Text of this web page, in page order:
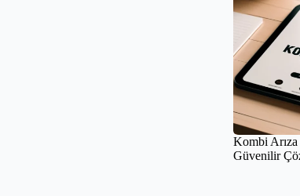
Kombi Arıza
Güvenilir